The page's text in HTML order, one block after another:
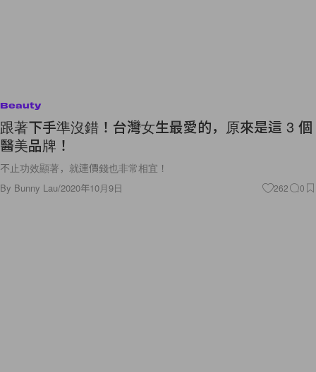
Beauty
跟著下手準沒錯！台灣女生最愛的，原來是這 3 個
醫美品牌！
不止功效顯著，就連價錢也非常相宜！
By Bunny Lau/2020年10月9日 262 0